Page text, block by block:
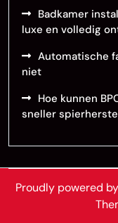
Badkamer
luxe en volledig
Automatische
niet
Hoe kunnen
sneller
Proudly powered